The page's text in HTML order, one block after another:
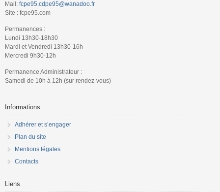
Mail: fcpe95.cdpe95@wanadoo.fr
Site : fcpe95.com
Permanences :
Lundi 13h30-18h30
Mardi et Vendredi 13h30-16h
Mercredi 9h30-12h
Permanence Administrateur :
Samedi de 10h à 12h (sur rendez-vous)
Informations
Adhérer et s’engager
Plan du site
Mentions légales
Contacts
Liens